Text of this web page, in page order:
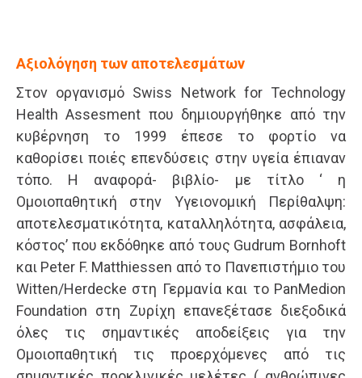
Αξιολόγηση των αποτελεσμάτων
Στον οργανισμό Swiss Network for Technology
Health Assesment που δημιουργήθηκε από την
κυβέρνηση το 1999 έπεσε το φορτίο να
καθορίσει ποιές επενδύσεις στην υγεία έπιαναν
τόπο. Η αναφορά- βιβλίο- με τίτλο ‘ η
Ομοιοπαθητική στην Υγειονομική Περίθαλψη:
αποτελεσματικότητα, καταλληλότητα, ασφάλεια,
κόστος’ που εκδόθηκε από τους Gudrum Bornhoft
και Peter F. Matthiessen από το Πανεπιστήμιο του
Witten/Herdecke στη Γερμανία και το PanMedion
Foundation στη Ζυρίχη επανεξέτασε διεξοδικά
όλες τις σημαντικές αποδείξεις για την
Ομοιοπαθητική τις προερχόμενες από τις